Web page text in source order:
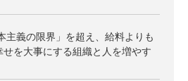
主義の限界」を超え、給料よりも
せを大事にする組織と人を増やす